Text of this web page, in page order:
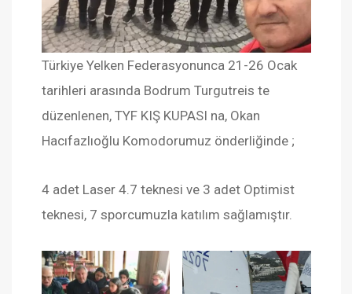
Türkiye Yelken Federasyonunca 21-26 Ocak
tarihleri arasında Bodrum Turgutreis te
düzenlenen, TYF KIŞ KUPASI na, Okan
Hacıfazlıoğlu Komodorumuz önderliğinde ;
4 adet Laser 4.7 teknesi ve 3 adet Optimist
teknesi, 7 sporcumuzla katılım sağlamıştır.